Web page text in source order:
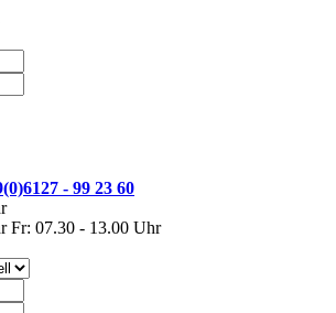
- 99 23 60
Fr: 07.30 - 13.00 Uhr